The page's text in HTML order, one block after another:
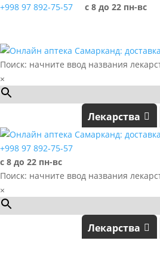
+998 97 892-75-57 с 8 до 22 пн-вс
Поиск: начните ввод названия
×
Лекарства
+998 97 892-75-57
с 8 до 22 пн-вс
Поиск: начните ввод названия
×
Лекарства